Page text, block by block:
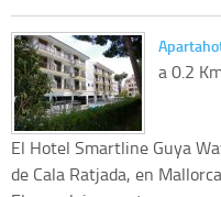
a 0.2
El Hotel Smartline Guya
de Cala Ratjada, en